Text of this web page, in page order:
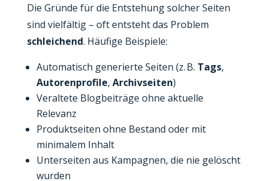
Die Gründe für die Entstehung solcher Seiten
sind vielfältig – oft entsteht das Problem
schleichend. Häufige Beispiele:
Automatisch generierte Seiten (z. B. Tags,
Autorenprofile, Archivseiten)
Veraltete Blogbeiträge ohne aktuelle
Relevanz
Produktseiten ohne Bestand oder mit
minimalem Inhalt
Unterseiten aus Kampagnen, die nie gelöscht
wurden